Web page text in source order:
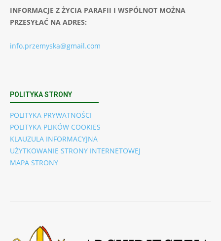
INFORMACJE Z ŻYCIA PARAFII I WSPÓLNOT MOŻNA
PRZESYŁAĆ NA ADRES:
info.przemyska@gmail.com
POLITYKA STRONY
POLITYKA PRYWATNOŚCI
POLITYKA PLIKÓW COOKIES
KLAUZULA INFORMACYJNA
UŻYTKOWANIE STRONY INTERNETOWEJ
MAPA STRONY